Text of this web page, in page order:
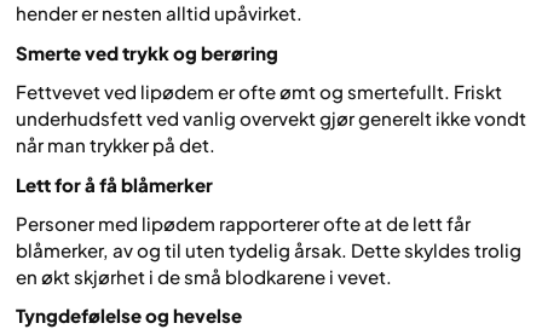
hender er nesten alltid upåvirket.
Smerte ved trykk og berøring
Fettvevet ved lipødem er ofte ømt og smertefullt. Friskt
underhudsfett ved vanlig overvekt gjør generelt ikke vondt
når man trykker på det.
Lett for å få blåmerker
Personer med lipødem rapporterer ofte at de lett får
blåmerker, av og til uten tydelig årsak. Dette skyldes trolig
en økt skjørhet i de små blodkarene i vevet.
Tyngdefølelse og hevelse